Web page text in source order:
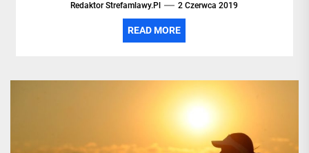
koktajlowe...
Redaktor Strefamlawy.pl 2 Czerwca 2019
READ MORE